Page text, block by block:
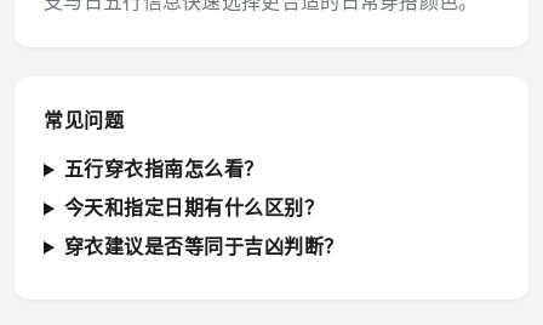
常见问题
五行穿衣指南怎么看？
今天和指定日期有什么区别？
穿衣建议是否等同于吉凶判断？